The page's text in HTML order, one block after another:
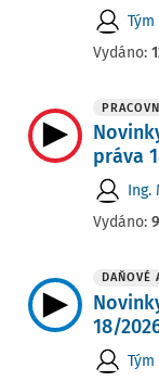
Tým
Vydáno:
práva
Ing.
Vydáno:
DAŇOVÉ
18/
Tým